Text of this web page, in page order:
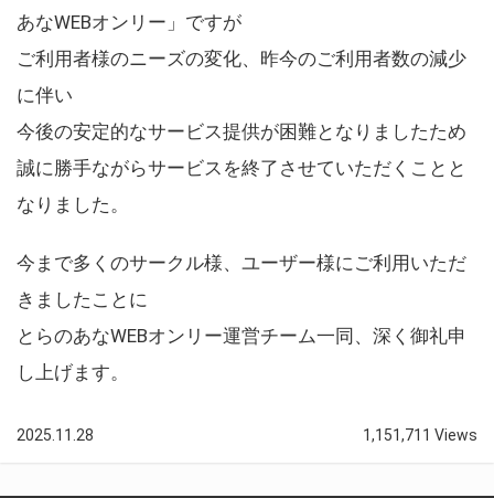
あなWEBオンリー」ですが
ご利用者様のニーズの変化、昨今のご利用者数の減少
に伴い
今後の安定的なサービス提供が困難となりましたため
誠に勝手ながらサービスを終了させていただくことと
なりました。
今まで多くのサークル様、ユーザー様にご利用いただ
きましたことに
とらのあなWEBオンリー運営チーム一同、深く御礼申
し上げます。
2025.11.28 1,151,711 Views